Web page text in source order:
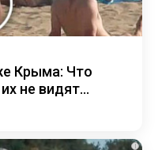
Крыма: Что
не видят...
i